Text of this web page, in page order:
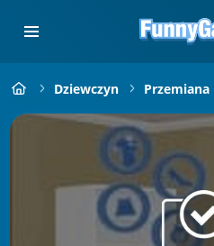
Dziewczyn Przemiana